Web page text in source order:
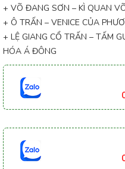
+ VÕ ĐANG SƠN – KÌ QUAN
+ Ô TRẤN – VENICE CỦA
+ LỆ GIANG CỔ TRẤN – TẤM
HÓA Á ĐÔNG